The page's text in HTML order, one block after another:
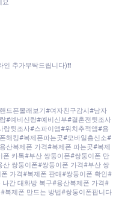
요
추가부탁드립니다)❗❗
드폰몰래보기#여자친구감시#남자
#예비신랑#예비신부#결혼전뒷조사
뒷조사#스파이앱#위치추적앱#용
해킹#복제폰파는곳#모바일흥신소#
산복제폰 가격#복제폰 파는곳#복제
카톡#부산 쌍둥이폰#쌍둥이폰 만
쌍둥이폰#쌍둥이폰 가격#부산 쌍
가격#복제폰 판매#쌍둥이폰 확인#
간 대화방 복구#용산복제폰 가격#
복제폰 만드는 방법#쌍둥이폰팝니다